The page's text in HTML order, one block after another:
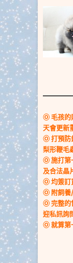
Ⓞ 毛孩的
天會更新
Ⓞ打預防
梨形鞭毛
Ⓞ 施打第
及合法晶
Ⓞ 均簽訂
Ⓞ 附飼
Ⓞ 完整的
迎私訊詢
Ⓞ 就算第